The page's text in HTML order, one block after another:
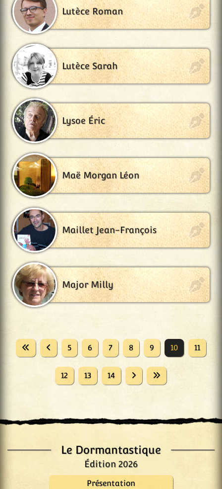
Le Dormantastique
Édition 2026
Présentation
Lutèce Roman
Lutèce Sarah
Lysoe Éric
Maë Morgan Léon
Maillet Jean-François
Major Milly
5 6 7 8 9 10 11
12 13 14